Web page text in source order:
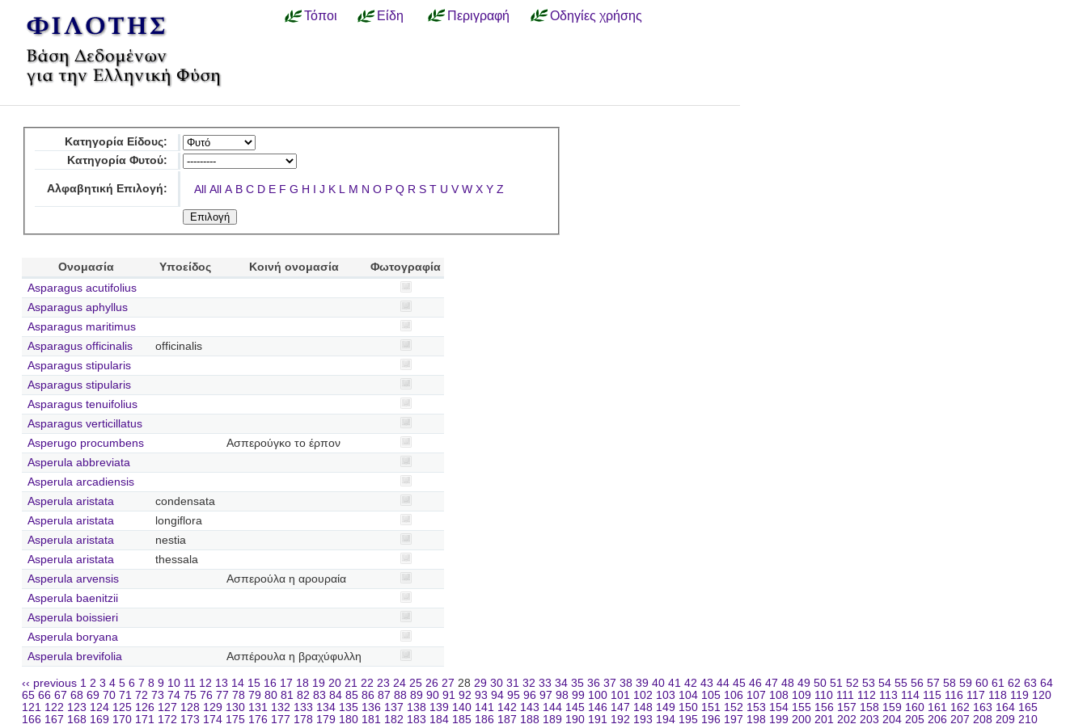
Τόποι Είδη Περιγραφή Οδηγίες χρήσης
Κατηγορία Είδους:
Κατηγορία Φυτού:
Αλφαβητική Επιλογή: All All A B C D E F G H I J K L M N O P Q R S T U V W X Y Z
Ονομασία Υποείδος Κοινή ονομασία
Φωτογραφία
Asparagus acutifolius
Asparagus aphyllus
Asparagus maritimus
Asparagus officinalis
officinalis
Asparagus stipularis
Asparagus stipularis
Asparagus tenuifolius
Asparagus verticillatus
Asperugo procumbens
Ασπερούγκο το έρπον
Asperula abbreviata
Asperula arcadiensis
Asperula aristata
condensata
Asperula aristata
longiflora
Asperula aristata
nestia
Asperula aristata
thessala
Asperula arvensis
Ασπερούλα η αρουραία
Asperula baenitzii
Asperula boissieri
Asperula boryana
Asperula brevifolia
Ασπέρουλα η βραχύφυλλη
‹‹ previous 1 2 3 4 5 6 7 8 9 10 11 12 13 14 15 16 17 18 19 20 21 22 23 24 25 26 27 28 29 30 31 32 33 34 35 36 37 38 39 40 41 42 43 44 45 46 47 48 49 50 51 52 53 54 55 56 57 58 59 60 61 62 63 64
65 66 67 68 69 70 71 72 73 74 75 76 77 78 79 80 81 82 83 84 85 86 87 88 89 90 91 92 93 94 95 96 97 98 99 100 101 102 103 104 105 106 107 108 109 110 111 112 113 114 115 116 117 118 119 120
121 122 123 124 125 126 127 128 129 130 131 132 133 134 135 136 137 138 139 140 141 142 143 144 145 146 147 148 149 150 151 152 153 154 155 156 157 158 159 160 161 162 163 164 165
166 167 168 169 170 171 172 173 174 175 176 177 178 179 180 181 182 183 184 185 186 187 188 189 190 191 192 193 194 195 196 197 198 199 200 201 202 203 204 205 206 207 208 209 210